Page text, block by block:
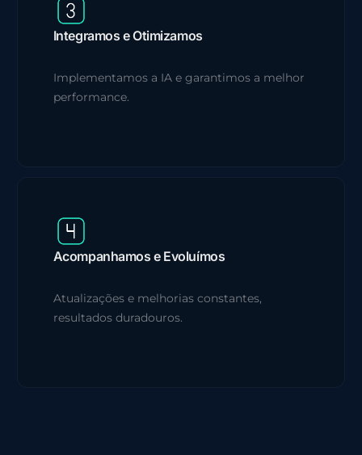
Integramos e Otimizamos
Implementamos a IA e garantimos a melhor
performance.
Acompanhamos e Evoluímos
Atualizações e melhorias constantes,
resultados duradouros.